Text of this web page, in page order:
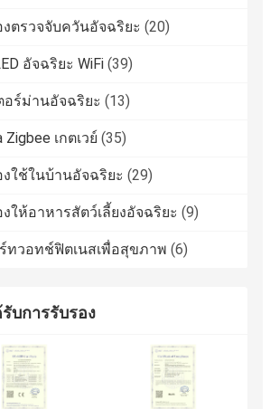
งตรวจจับควันอัจฉริยะ (20)
อัจฉริยะ WiFi (39)
อร์ม่านอัจฉริยะ (13)
Zigbee เกตเวย์ (35)
งใช้ในบ้านอัจฉริยะ (29)
งให้อาหารสัตว์เลี้ยงอัจฉริยะ (9)
ทวอทช์ฟิตเนสเพื่อสุขภาพ (6)
บการรับรอง